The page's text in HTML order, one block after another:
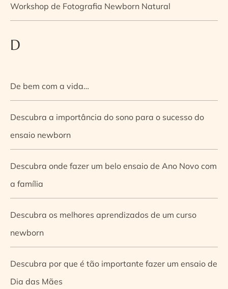
Workshop de Fotografia Newborn Natural
D
De bem com a vida…
Descubra a importância do sono para o sucesso do
ensaio newborn
Descubra onde fazer um belo ensaio de Ano Novo com
a família
Descubra os melhores aprendizados de um curso
newborn
Descubra por que é tão importante fazer um ensaio de
Dia das Mães